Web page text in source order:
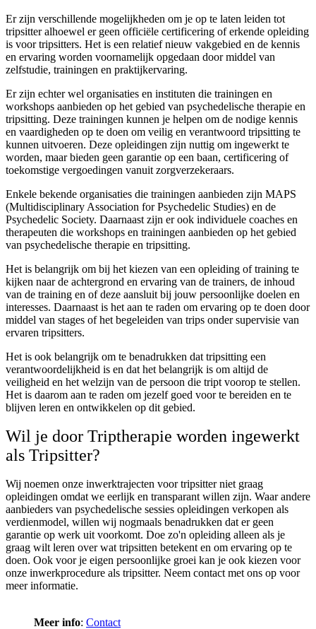
Er zijn verschillende mogelijkheden om je op te laten leiden tot
tripsitter alhoewel er geen officiële certificering of erkende opleiding
is voor tripsitters. Het is een relatief nieuw vakgebied en de kennis
en ervaring worden voornamelijk opgedaan door middel van
zelfstudie, trainingen en praktijkervaring.
Er zijn echter wel organisaties en instituten die trainingen en
workshops aanbieden op het gebied van psychedelische therapie en
tripsitting. Deze trainingen kunnen je helpen om de nodige kennis
en vaardigheden op te doen om veilig en verantwoord tripsitting te
kunnen uitvoeren. Deze opleidingen zijn nuttig om ingewerkt te
worden, maar bieden geen garantie op een baan, certificering of
toekomstige vergoedingen vanuit zorgverzekeraars.
Enkele bekende organisaties die trainingen aanbieden zijn MAPS
(Multidisciplinary Association for Psychedelic Studies) en de
Psychedelic Society. Daarnaast zijn er ook individuele coaches en
therapeuten die workshops en trainingen aanbieden op het gebied
van psychedelische therapie en tripsitting.
Het is belangrijk om bij het kiezen van een opleiding of training te
kijken naar de achtergrond en ervaring van de trainers, de inhoud
van de training en of deze aansluit bij jouw persoonlijke doelen en
interesses. Daarnaast is het aan te raden om ervaring op te doen door
middel van stages of het begeleiden van trips onder supervisie van
ervaren tripsitters.
Het is ook belangrijk om te benadrukken dat tripsitting een
verantwoordelijkheid is en dat het belangrijk is om altijd de
veiligheid en het welzijn van de persoon die tript voorop te stellen.
Het is daarom aan te raden om jezelf goed voor te bereiden en te
blijven leren en ontwikkelen op dit gebied.
Wil je door Triptherapie worden ingewerkt
als Tripsitter?
Wij noemen onze inwerktrajecten voor tripsitter niet graag
opleidingen omdat we eerlijk en transparant willen zijn. Waar andere
aanbieders van psychedelische sessies opleidingen verkopen als
verdienmodel, willen wij nogmaals benadrukken dat er geen
garantie op werk uit voorkomt. Doe zo'n opleiding alleen als je
graag wilt leren over wat tripsitten betekent en om ervaring op te
doen. Ook voor je eigen persoonlijke groei kan je ook kiezen voor
onze inwerkprocedure als tripsitter. Neem contact met ons op voor
meer informatie.
Meer info: Contact